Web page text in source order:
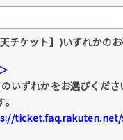
ケット】)いずれかのお
いずれかをお選びくださ
ticket.faq.rakuten.net/